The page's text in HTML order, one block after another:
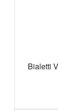
Bialetti